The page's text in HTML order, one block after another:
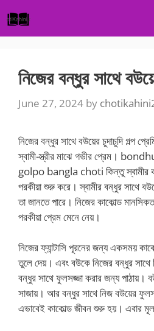
to
content
নিজের বন্ধুর সাথে
June 27, 2024 by
নিজের বন্ধুর সাথে বউয়ের চুদাচুদি গল্প
স্বামী-স্ত্রীর মাঝে গভীর প্রেম।
golpo bangla choti কিন্তু স্বামীর
পরকীয়া শুরু করে। স্বামীর বন্ধুর সাথে
তা জানতে পারে। নিজের কাকোল্ড
পরকীয়া প্রেম মেনে নেয়।
নিজের ফ্যান্টাসি পূরনের জন্য একসময়
তুলে দেয়। এবং বউকে নিজের বন্ধুর সাথে
বন্ধুর সাথে ফুলসজ্জা করার জন্য পাঠায়।
সাজায়। আর বন্ধুর সাথে নিজ বউয়ের
এভাবেই কাকোল্ড জীবন শুরু হয়। এবার